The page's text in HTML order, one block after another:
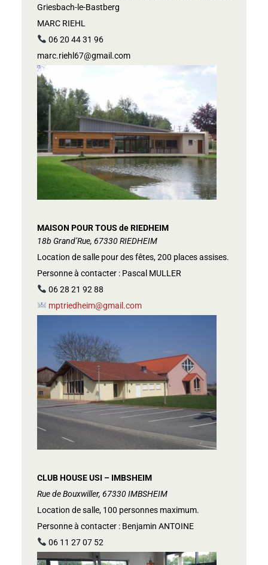
Griesbach-le-Bastberg
MARC RIEHL
06 20 44 31 96
marc.riehl67@gmail.com
MAISON POUR TOUS de RIEDHEIM
18b Grand’Rue, 67330 RIEDHEIM
Location de salle pour des fêtes, 200 places assises.
Personne à contacter : Pascal MULLER
06 28 21 92 88
mptriedheim@gmail.com
CLUB HOUSE USI – IMBSHEIM
Rue de Bouxwiller, 67330 IMBSHEIM
Location de salle, 100 personnes maximum.
Personne à contacter : Benjamin ANTOINE
06 11 27 07 52